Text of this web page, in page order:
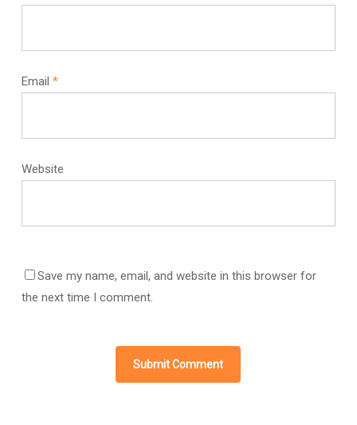
Email *
Website
Save my name, email, and website in this browser for
the next time I comment.